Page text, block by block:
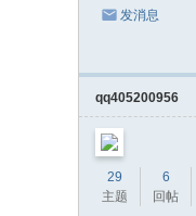
发消息
qq405200956
29
主题
6
回帖